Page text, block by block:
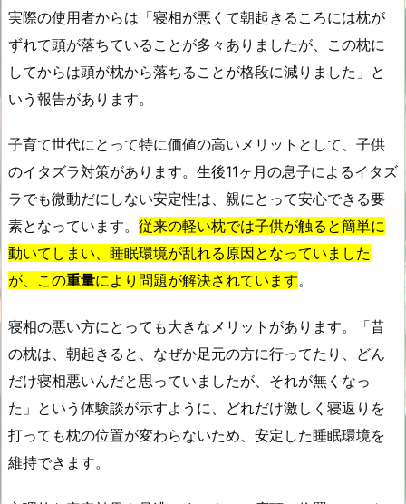
実際の使用者からは「寝相が悪くて朝起きるころには枕が
ずれて頭が落ちていることが多々ありましたが、この枕に
してからは頭が枕から落ちることが格段に減りました」と
いう報告があります。
子育て世代にとって特に価値の高いメリットとして、子供
のイタズラ対策があります。生後11ヶ月の息子によるイタズ
ラでも微動だにしない安定性は、親にとって安心できる要
素となっています。 従来の軽い枕では子供が触ると簡単に
動いてしまい、睡眠環境が乱れる原因となっていました
が、この重量により問題が解決されています。
寝相の悪い方にとっても大きなメリットがあります。「昔
の枕は、朝起きると、なぜか足元の方に行ってたり、どん
だけ寝相悪いんだと思っていましたが、それが無くなっ
た」という体験談が示すように、どれだけ激しく寝返りを
打っても枕の位置が変わらないため、安定した睡眠環境を
維持できます。